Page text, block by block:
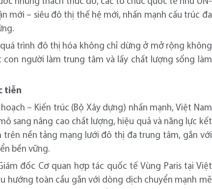
những thách thức đó, các tổ chức quốc tế như UN-
mới – siêu đô thị thế hệ mới, nhấn mạnh cấu trúc đa
trình đô thị hóa không chỉ dừng ở mở rộng không
người làm trung tâm và lấy chất lượng sống làm
tiễn
– Kiến trúc (Bộ Xây dựng) nhấn mạnh, Việt Nam
sang nâng cao chất lượng, hiệu quả và năng lực kết
nền tảng mạng lưới đô thị đa trung tâm, gắn với
bền vững.
đốc Cơ quan hợp tác quốc tế Vùng Paris tại Việt
hướng toàn cầu gắn với dòng dịch chuyển mạnh mẽ